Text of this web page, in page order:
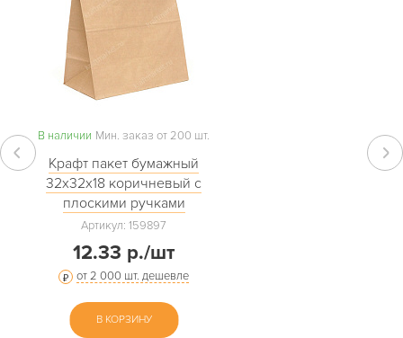
В наличии Мин. заказ от 200 шт.
Крафт пакет бумажный
32х32х18 коричневый с
плоскими ручками
Артикул: 159897
12.33 р./шт
от 2 000 шт. дешевле
В КОРЗИНУ